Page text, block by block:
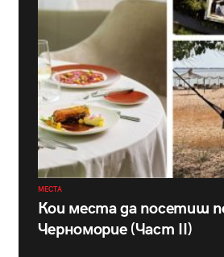
МЕСТА
Кои места да посетиш
Черноморие (Част II)